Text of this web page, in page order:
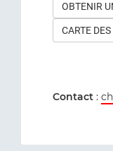
OBTENIR
CARTE
Contact :